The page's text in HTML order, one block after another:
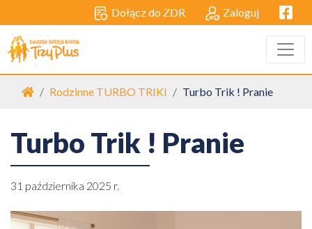
Dołącz do ZDR Zaloguj
Strona główna
Rodzinne TURBO TRIKI Turbo Trik ! Pranie
Turbo Trik ! Pranie
31 października 2025 r.